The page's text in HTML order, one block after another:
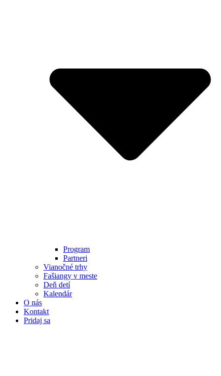
Program
Partneri
Vianočné trhy
Fašiangy v meste
Deň detí
Kalendár
O nás
Kontakt
Pridaj sa